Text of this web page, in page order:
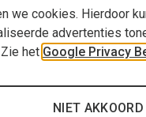
we cookies. Hierdoor
advertenties
het Google Privacy
NIET AKKOORD